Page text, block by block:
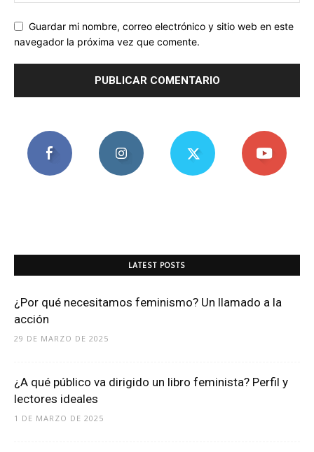
Guardar mi nombre, correo electrónico y sitio web en este
navegador la próxima vez que comente.
LATEST POSTS
¿Por qué necesitamos feminismo? Un llamado a la
acción
29 DE MARZO DE 2025
¿A qué público va dirigido un libro feminista? Perfil y
lectores ideales
1 DE MARZO DE 2025